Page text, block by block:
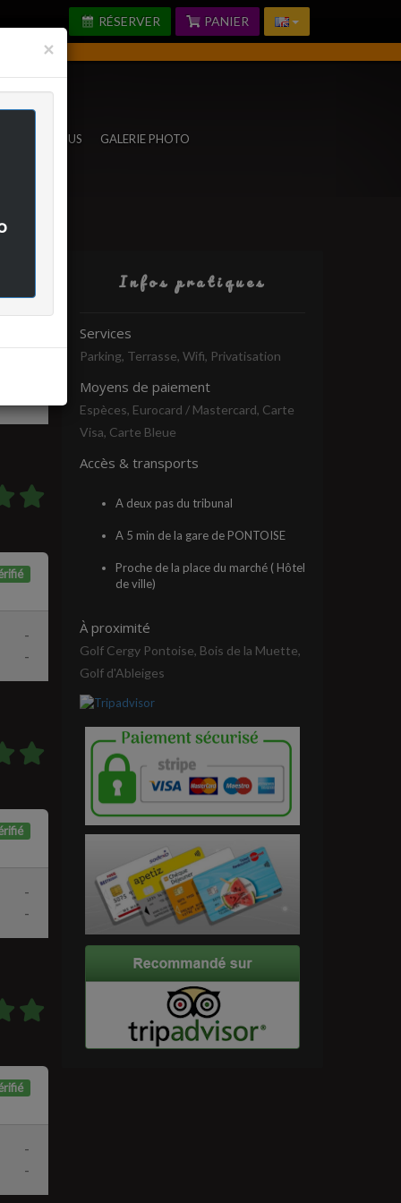
PANIER
RÉSERVER
NOUS GALERIE PHOTO
-
-
-
-
-
-
Infos pratiques
Services
Parking, Terrasse, Wifi, Privatisation
Moyens de paiement
Espèces, Eurocard / Mastercard, Carte
Visa, Carte Bleue
Accès & transports
A deux pas du tribunal
A 5 min de la gare de PONTOISE
Proche de la place du marché ( Hôtel
de ville)
À proximité
Golf Cergy Pontoise, Bois de la Muette,
Golf d'Ableiges
×Fermer